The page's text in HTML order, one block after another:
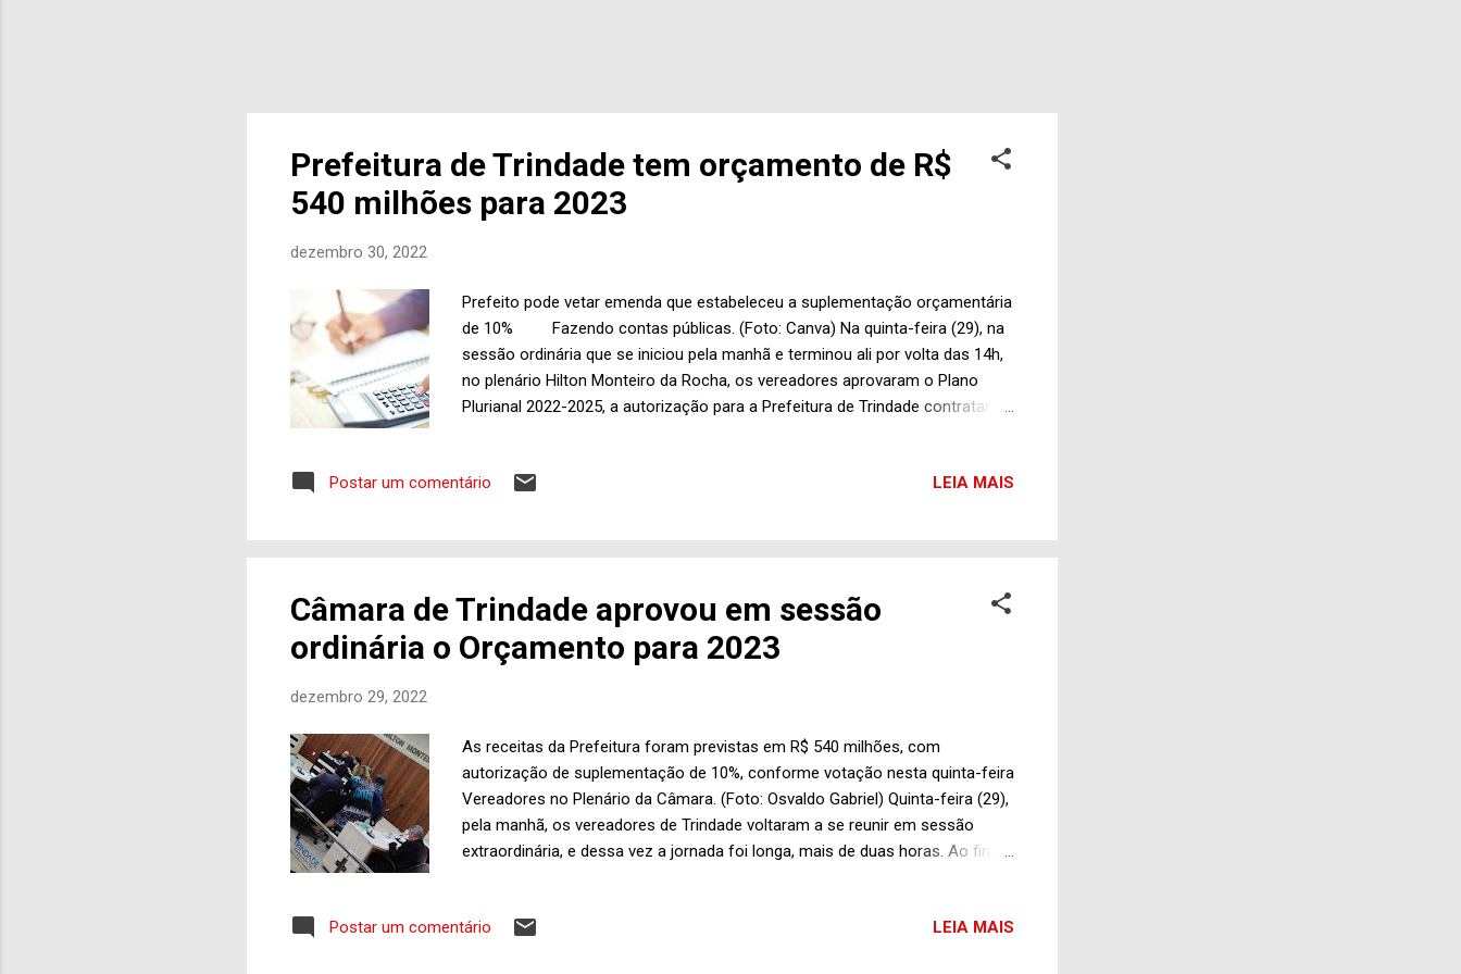
Prefeitura de Trindade tem orçamento de R$
540 milhões para 2023
dezembro 30, 2022
Prefeito pode vetar emenda que estabeleceu a suplementação orçamentária
de 10% Fazendo contas públicas. (Foto: Canva) Na quinta-feira (29), na
sessão ordinária que se iniciou pela manhã e terminou ali por volta das 14h,
no plenário Hilton Monteiro da Rocha, os vereadores aprovaram o Plano
Plurianal 2022-2025, a autorização para a Prefeitura de Trindade contratar
milhões, com suplementação de 10%, devido emenda apresentada no
referente à suplementação será vetado pelo prefeito da "Capital da Fé", pois
o texto original prevê a suplementação de 50%, bem mais vantajoso para a
Postar um comentário LEIA MAIS
Câmara de Trindade aprovou em sessão
ordinária o Orçamento para 2023
dezembro 29, 2022
As receitas da Prefeitura foram previstas em R$ 540 milhões, com
autorização de suplementação de 10%, conforme votação nesta quinta-feira
Vereadores no Plenário da Câmara. (Foto: Osvaldo Gabriel) Quinta-feira (29),
pela manhã, os vereadores de Trindade voltaram a se reunir em sessão
extraordinária, e dessa vez a jornada foi longa, mais de duas horas. Ao final
do ano legislativo. Veja a seguir as matérias que votaram apreciadas,
Postar um comentário LEIA MAIS